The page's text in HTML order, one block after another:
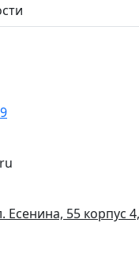
Есенина, 55 корпус